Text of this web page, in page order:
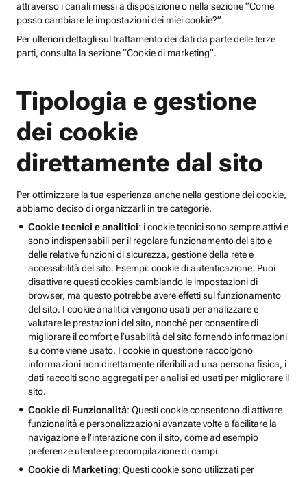
attraverso i canali messi a disposizione o nella sezione “Come
posso cambiare le impostazioni dei miei cookie?”.
Per ulteriori dettagli sul trattamento dei dati da parte delle terze
parti, consulta la sezione “Cookie di marketing”.
Tipologia e gestione
dei cookie
direttamente dal sito
Per ottimizzare la tua esperienza anche nella gestione dei cookie,
abbiamo deciso di organizzarli in tre categorie.
Cookie tecnici e analitici: i cookie tecnici sono sempre attivi e
sono indispensabili per il regolare funzionamento del sito e
delle relative funzioni di sicurezza, gestione della rete e
accessibilità del sito. Esempi: cookie di autenticazione. Puoi
disattivare questi cookies cambiando le impostazioni di
browser, ma questo potrebbe avere effetti sul funzionamento
del sito. I cookie analitici vengono usati per analizzare e
valutare le prestazioni del sito, nonché per consentire di
migliorare il comfort e l’usabilità del sito fornendo informazioni
su come viene usato. I cookie in questione raccolgono
informazioni non direttamente riferibili ad una persona fisica, i
dati raccolti sono aggregati per analisi ed usati per migliorare il
sito.
Cookie di Funzionalità: Questi cookie consentono di attivare
funzionalità e personalizzazioni avanzate volte a facilitare la
navigazione e l'interazione con il sito, come ad esempio
preferenze utente e precompilazione di campi.
Cookie di Marketing: Questi cookie sono utilizzati per